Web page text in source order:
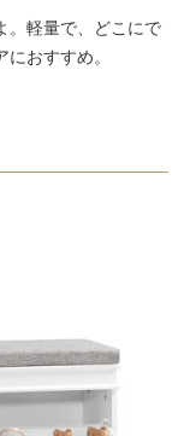
。軽量で、どこにで
おすすめ。